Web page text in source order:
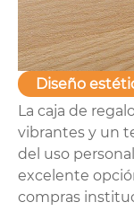
Diseño
La caja de
vibrantes y un
del uso
excelente
compras